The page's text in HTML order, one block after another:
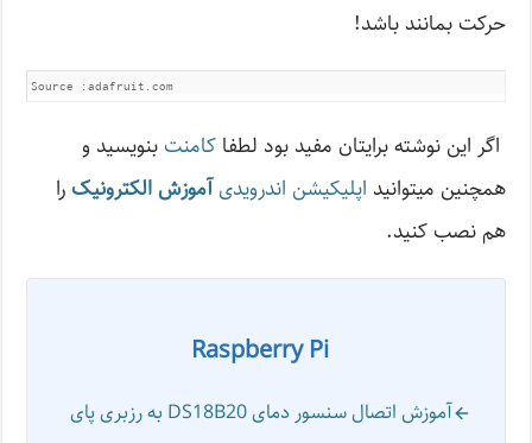
حرکت بمانند باشد!
Source :adafruit.com
اگر این نوشته‌ برایتان مفید بود لطفاکامنت بنویسید و
همچنین میتوانید اپلیکیشن اندرویدیآموزش الکترونیک را
هم نصب کنید.
Raspberry Pi
آموزش اتصال سنسور دمای DS18B20 به رزبری پای